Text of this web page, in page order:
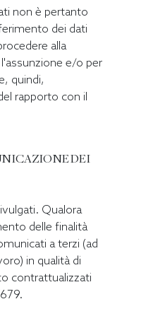
non è pertanto
dei dati
alla
e/o per
quindi,
rapporto con il
DEI
Qualora
delle finalità
a terzi (ad
in qualità di
contrattualizzati